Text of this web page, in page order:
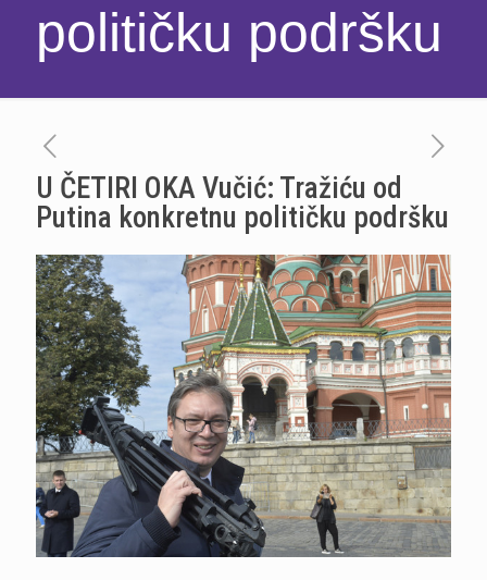
političku podršku
U ČETIRI OKA Vučić: Tražiću od
Putina konkretnu političku podršku